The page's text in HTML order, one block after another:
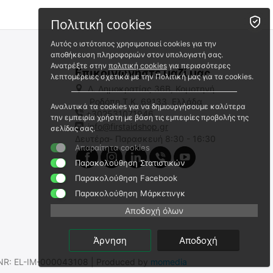
Helmet Clip (Pack of 4),
NITECORE
Άμεσα διαθέσιμο
Αποστολή σε 1 εως 3
εργάσιμες
(χωρίς ΦΠΑ)
Βάση στήριξης στον ιμάντα
φακού Nitecore NU43 -
Μαύρη
9110101323
Άμεσα διαθέσιμο
Αποστολή εντός 24 ωρών
€3.00
€2.42(χωρίς ΦΠΑ)
Επικοινωνήστε μαζί μας
Λ. Δημοκρατίας 36Β, Κομοτηνή
Ροδόπη,Τ.Κ. 69133, Ελλάδα
+302531071946
info@firstaidshop.gr
Δευτέρα- Παρασκευή 8:30 - 16:30
EL-IM-000043108 | Produced by momedia
Πολιτική cookies
Αυτός ο ιστότοπος χρησιμοποιεί cookies για την
αποθήκευση πληροφοριών στον υπολογιστή σας.
Ανατρέξτε στην πολιτική cookies για περισσότερες
λεπτομέρειες σχετικά με την Πολιτική μας για τα cookies.
Αναλυτικά τα cookies για να δημιουργήσουμε καλύτερα
την εμπειρία χρήστη με βάση τις εμπειρίες προβολής της
σελίδας σας.
Απαραίτητα cookies
Παρακολούθηση Στατιστικών
Παρακολούθηση Facebook
Παρακολούθηση Μάρκετινγκ
Αποδοχή όλων
Άρνηση Αποδοχή